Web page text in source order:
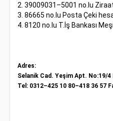
2. 39009031–5001 no.lu Ziraat
3. 86665 no.lu Posta Çeki
4. 8120 no.lu T.İş Bankası
Adres:
Selanik Cad. Yeşim Apt. No:19/4
Tel: 0312–425 10 80–418 36 57